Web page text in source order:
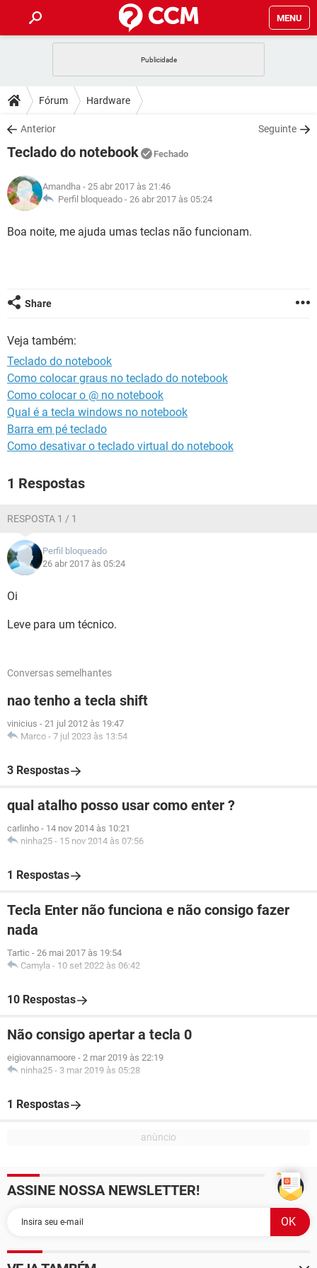
MENU
CELULAR
OUTLOOK
INSTAGRAM GMAIL
GUIA DE COMPRAS
DICAS
JOGOS
INSTAGRAM GMAIL
GUIA DE COMPRAS
DOWNLOADS
JOGOS WHATSAPP
CELULAR
OUTLOOK EXCEL
INSTAGRAM GMAIL
JOGOS WHATSAPP
CELULAR
OUTLOOK EXCEL
GLOSSÁRIO
WHATSAPP
INSTAGRAM
Fórum Hardware
Anterior Seguinte
Teclado do notebook Fechado
Amandha - 25 abr 2017 às 21:46
Perfil bloqueado - 26 abr 2017 às 05:24
Boa noite, me ajuda umas teclas não funcionam.
Share
Veja também:
Teclado do notebook
Como colocar graus no teclado do notebook
Como colocar o @ no notebook
Qual é a tecla windows no notebook
Barra em pé teclado
Como desativar o teclado virtual do notebook
1 Respostas
RESPOSTA 1 / 1
Perfil bloqueado
26 abr 2017 às 05:24
Oi
Leve para um técnico.
Conversas semelhantes
nao tenho a tecla shift
vinicius - 21 jul 2012 às 19:47
Marco - 7 jul 2023 às 13:54
3 Respostas
qual atalho posso usar como enter ?
carlinho - 14 nov 2014 às 10:21
ninha25 - 15 nov 2014 às 07:56
1 Respostas
Tecla Enter não funciona e não consigo fazer
nada
Tartic - 26 mai 2017 às 19:54
Camyla - 10 set 2022 às 06:42
10 Respostas
Não consigo apertar a tecla 0
eigiovannamoore - 2 mar 2019 às 22:19
ninha25 - 3 mar 2019 às 05:28
1 Respostas
ASSINE NOSSA NEWSLETTER!